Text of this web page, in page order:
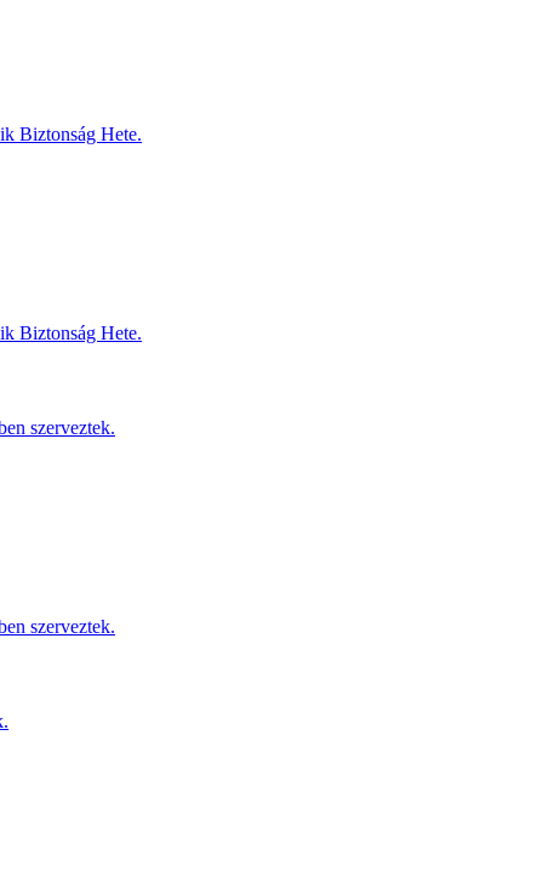
Biztonság Hete.
Biztonság Hete.
szerveztek.
szerveztek.